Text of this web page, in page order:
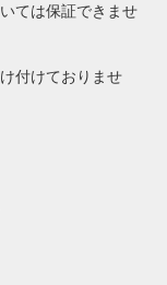
ては保証できませ
付けておりませ